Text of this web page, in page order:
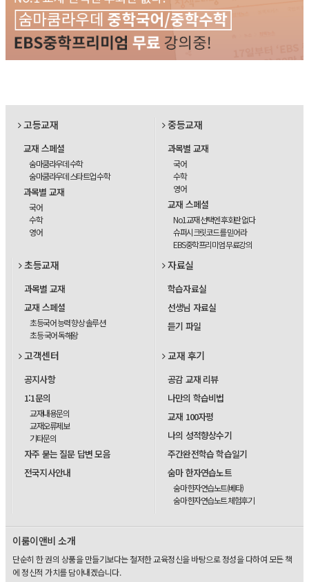
고등교재
교재 스페셜
숨마쿰라우데 수학
숨마쿰라우데 스타트업 수학
과목별 교재
국어
수학
영어
중등교재
과목별 교재
국어
수학
영어
교재 스페셜
No1교재 선택엔 후회란 없다
슈퍼시크릿코드를 믿어라
EBS중학프리미엄 무료강의
초등교재
과목별 교재
교재 스페셜
초등국어 능력 향상 솔루션
초등 국어 독해왕
자료실
학습자료실
선생님 자료실
듣기 파일
고객센터
공지사항
1:1문의
교재내용문의
교재오류제보
기타문의
자주 묻는 질문 답변 모음
전국지사안내
교재 후기
공감 교재 리뷰
나만의 학습비법
교재 100자평
나의 성적향상수기
주간완전학습 학습일기
숨마 한자연습노트
숨마 한자연습노트(베타)
숨마 한자연습노트 체험후기
이룸이앤비 소개
단순히 한 권의 상품을 만들기보다는 철저한 교육정신을 바탕으로 정성을 다하여 모든 책
에 정신적 가치를 담아내겠습니다.